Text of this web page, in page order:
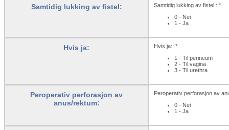
Samtidig lukking av fistel:
Samtidig lukking av fistel:: *
0 - Nei
1 - Ja
Hvis ja:
Hvis ja:: *
1 - Til perineum
2 - Til vagina
3 - Til urethra
Peroperativ perforasjon av
anus/rektum:
Peroperativ perforasjon av
0 - Nei
1 - Ja